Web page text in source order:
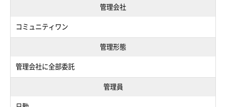
管理会社
コミュニティワン
管理形態
管理会社に全部委託
管理員